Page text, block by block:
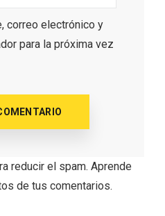
correo electrónico y
para la próxima vez
reducir el spam. Aprende
de tus comentarios.